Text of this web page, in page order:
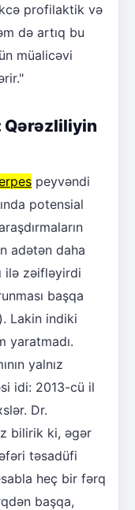
profilaktik və
də artıq bu
müalicəvi
Qərəzliliyin
peyvəndi
potensial
adətən daha
ilə zəifləyirdi
başqa
Lakin indiki
yaratmadı.
yalnız
idi: 2013-cü il
Dr.
bilirik ki, əgər
təsadüfi
heç bir fərq
başqa,